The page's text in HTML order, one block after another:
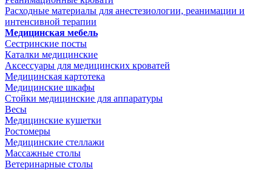
Расходные материалы для анестезиологии, реанимации и
интенсивной терапии
Медицинская мебель
Сестринские посты
Каталки медицинские
Аксессуары для медицинских кроватей
Медицинская картотека
Медицинские шкафы
Стойки медицинские для аппаратуры
Весы
Медицинские кушетки
Ростомеры
Медицинские стеллажи
Массажные столы
Ветеринарные столы